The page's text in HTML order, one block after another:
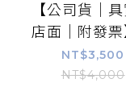
【公司貨｜
店面｜附發票
胺芯頂級液態
酸-加強型L-
NT$3,500
NT$4,000